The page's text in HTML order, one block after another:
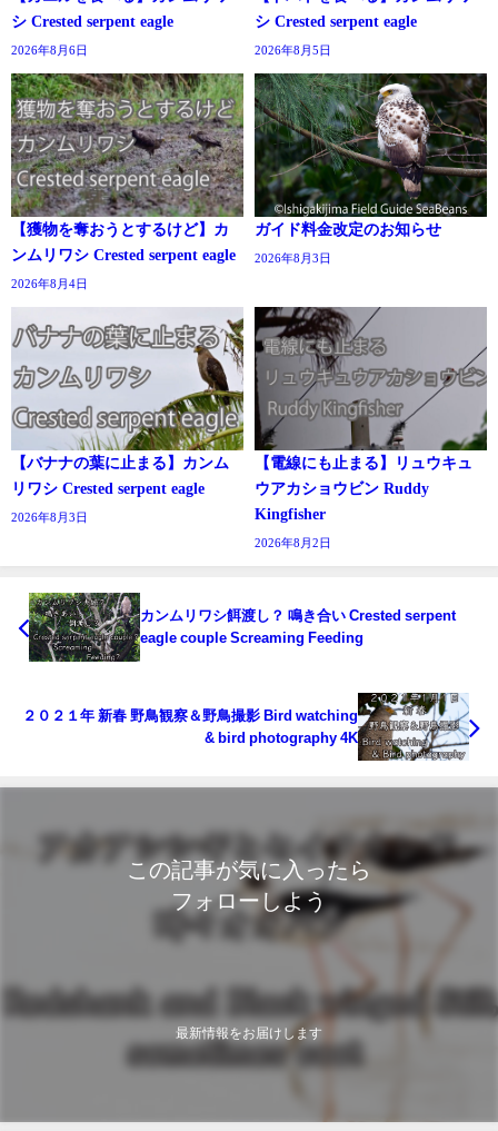
シ Crested serpent eagle
2026年8月6日
シ Crested serpent eagle
2026年8月5日
【獲物を奪おうとするけど】カ
ンムリワシ Crested serpent eagle
2026年8月4日
ガイド料金改定のお知らせ
2026年8月3日
【バナナの葉に止まる】カンム
リワシ Crested serpent eagle
2026年8月3日
【電線にも止まる】リュウキュ
ウアカショウビン Ruddy
Kingfisher
2026年8月2日
カンムリワシ餌渡し？ 鳴き合い Crested serpent
eagle couple Screaming Feeding
２０２１年 新春 野鳥観察＆野鳥撮影 Bird watching
& bird photography 4K
この記事が気に入ったら
フォローしよう
最新情報をお届けします